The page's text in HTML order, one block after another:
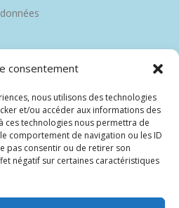
consentement
nous utilisons des technologies
et/ou accéder aux informations des
ces technologies nous permettra de
comportement de navigation ou les ID
pas consentir ou de retirer son
négatif sur certaines caractéristiques